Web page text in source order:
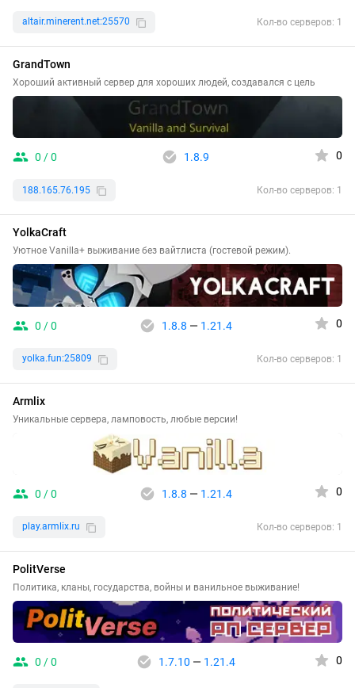
altair.minerent.net:25570 Кол-во серверов: 1
GrandTown
Хороший активный сервер для хороших людей, создавался с цель
0 / 0 1.8.9 0
188.165.76.195 Кол-во серверов: 1
YolkaCraft
Уютное Vanilla+ выживание без вайтлиста (гостевой режим).
0 / 0 1.8.8 — 1.21.4 0
yolka.fun:25809 Кол-во серверов: 1
Armlix
Уникальные сервера, ламповость, любые версии!
0 / 0 1.8.8 — 1.21.4 0
play.armlix.ru Кол-во серверов: 1
PolitVerse
Политика, кланы, государства, войны и ванильное выживание!
0 / 0 1.7.10 — 1.21.4 0